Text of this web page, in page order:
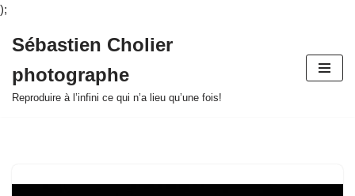
);
au
contenu
Sébastien Cholier
photographe
Reproduire à l’infini ce qui n’a lieu qu’une fois!